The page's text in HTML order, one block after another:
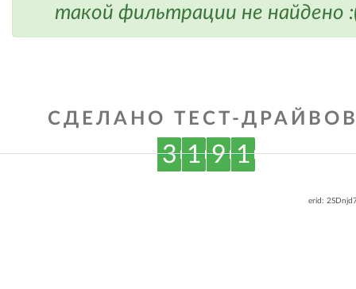
такой фильтрации не найдено
СДЕЛАНО ТЕСТ-
3 1 9 1
erid: